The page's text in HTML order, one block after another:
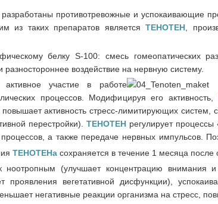
противотревожные и успокаивающие
из таких препаратов является ТЕНОТЕН ,
белку S-100: смесь гомеопатических
воздействие на нервную систему.
участие в работе
процессов. Модифицируя его активность,
активность стресс-лимитирующих систем,
перестройки). ТЕНОТЕНрегулирует
а также передаче нервных импульсов.
ТЕНОТЕНа сохраняется в течение 1 месяца после
ноотропным (улучшает концентрацию внимания
проявления вегетативной дисфункции),
негативные реакции организма на стресс,